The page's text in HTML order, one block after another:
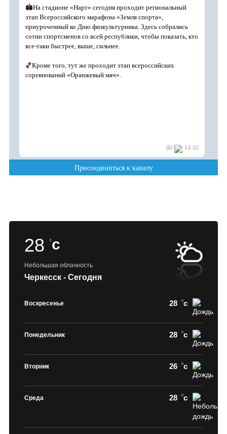
28 c
Небольшая облачность
Черкесск - Сегодня
Воскресенье 28 c
Понедельник 28 c
Вторник 26 c
Среда 28 c